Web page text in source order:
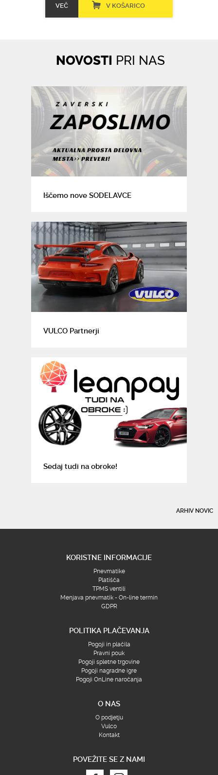
VEČ V KOŠARICO
NOVOSTI PRI NAS
Iščemo nove SODELAVCE
VULCO Partnerji
Sedaj tudi na obroke!
ARHIV NOVIC
KORISTNE INFORMACIJE
Pnevmatike
Platišča
TPMS ventili
Menjava pnevmatik - On-line termin
GDPR
POLITIKA PLAČEVANJA
Pogoji in plačila
Pravni pouk
Pogoji spletne trgovine
Pogoji nagradne igre
Pogoji OnLine naročanja
O NAS
O podjetju
Vulco
Kontakt
POVEŽITE SE Z NAMI